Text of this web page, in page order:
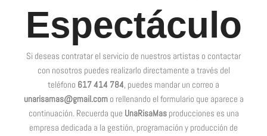
Espectáculo
Si deseas contratar el servicio de nuestros artistas o contactar
con nosotros puedes realizarlo directamente a través del
teléfono 617 414 784, puedes mandar un correo a
unarisamas@gmail.como rellenando el formulario que aparece a
continuación. Recuerda que UnaRisaMasproducciones es una
empresa dedicada a la gestión, programación y producción de